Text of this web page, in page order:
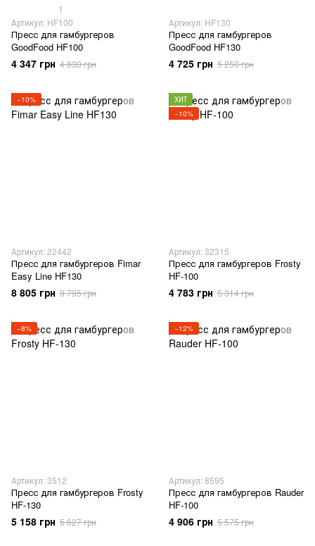
1
Артикул: HF100
Пресс для гамбургеров
GoodFood HF100
4 347 грн 4 830 грн
Артикул: HF130
Пресс для гамбургеров
GoodFood HF130
4 725 грн 5 250 грн
−10%
Артикул: 22442
Пресс для гамбургеров Fimar
Easy Line HF130
8 805 грн 9 795 грн
ХИТ
−10%
Артикул: 32315
Пресс для гамбургеров Frosty
HF-100
4 783 грн 5 314 грн
−8%
Артикул: 3512
Пресс для гамбургеров Frosty
HF-130
5 158 грн 5 627 грн
−12%
Артикул: 8595
Пресс для гамбургеров Rauder
HF-100
4 906 грн 5 575 грн